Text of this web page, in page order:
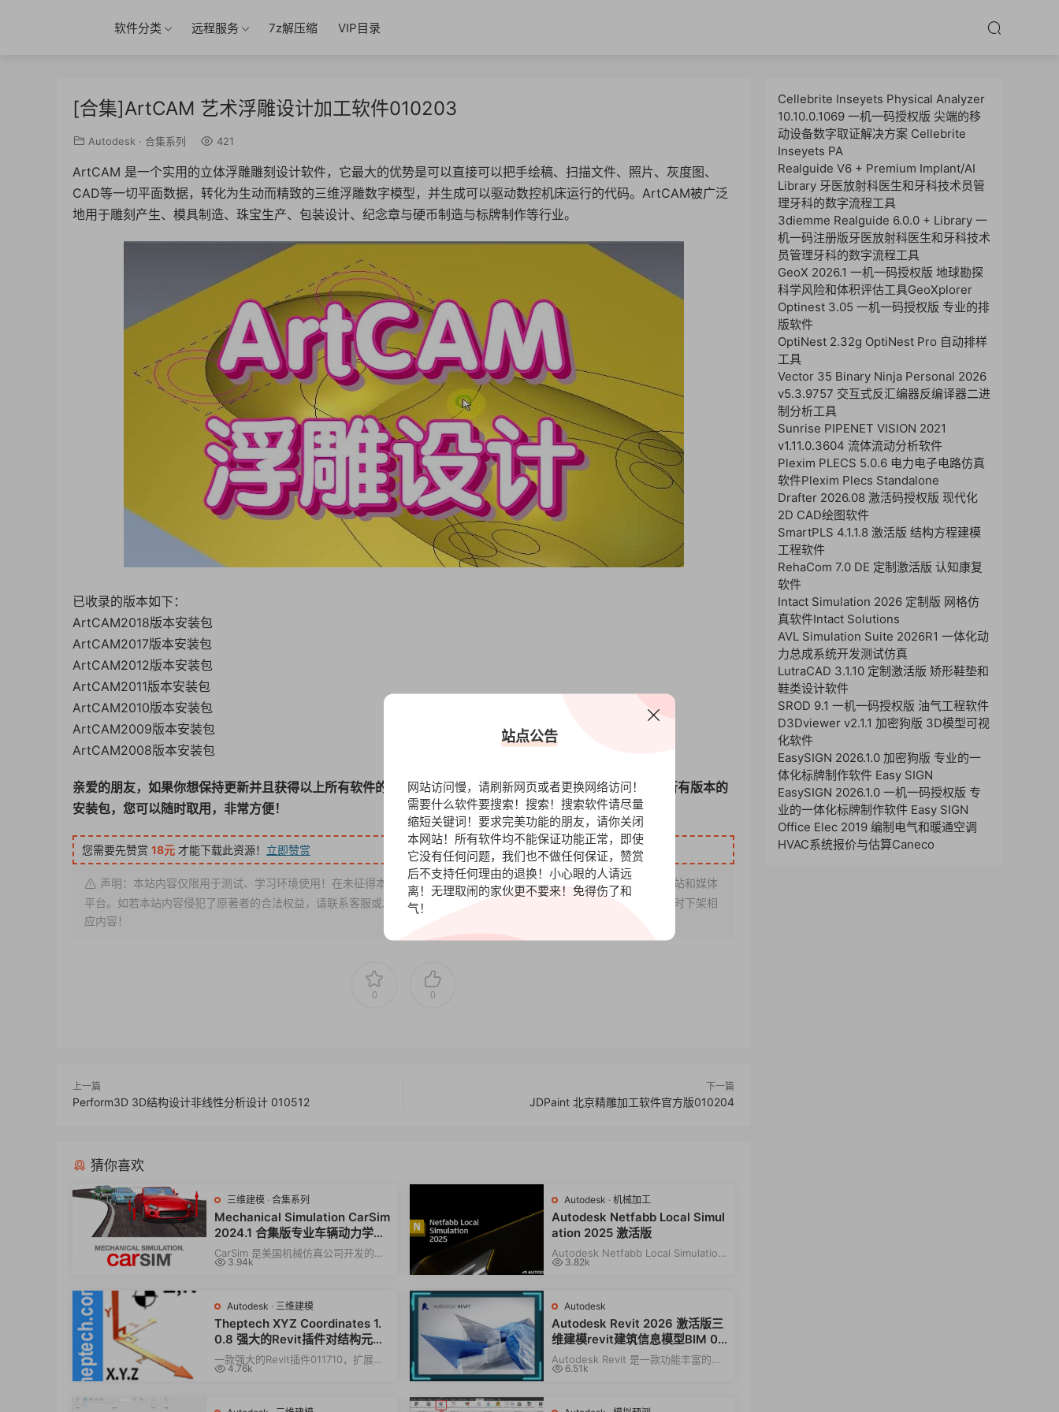
软件分类 远程服务 7z解压缩 VIP目录
[合集]ArtCAM 艺术浮雕设计加工软件010203
Autodesk · 合集系列 421
ArtCAM 是一个实用的立体浮雕雕刻设计软件，它最大的优势是可以直接可以把手绘稿、扫描文件、照片、灰度图、
CAD等一切平面数据，转化为生动而精致的三维浮雕数字模型，并生成可以驱动数控机床运行的代码。ArtCAM被广泛
地用于雕刻产生、模具制造、珠宝生产、包装设计、纪念章与硬币制造与标牌制作等行业。
已收录的版本如下：
ArtCAM2018版本安装包
ArtCAM2017版本安装包
ArtCAM2012版本安装包
ArtCAM2011版本安装包
ArtCAM2010版本安装包
ArtCAM2009版本安装包
ArtCAM2008版本安装包
亲爱的朋友，如果你想保持更新并且获得以上所有软件的安装包，您可以赞赏我们，我们在网盘里面存放了所有版本的
安装包，您可以随时取用，非常方便！
您需要先赞赏 18元 才能下载此资源！ 立即赞赏
声明：本站内容仅限用于测试、学习环境使用！在未征得本站同意时，禁止复制、盗用、采集、发布本站内容到任何网站和媒体
平台。如若本站内容侵犯了原著者的合法权益，请联系客服或发送邮件：gosoftvip@163.com「需要权利证明」本站将及时下架相
应内容！
0 0
上一篇
Perform3D 3D结构设计非线性分析设计 010512
下一篇
JDPaint 北京精雕加工软件官方版010204
猜你喜欢
三维建模 · 合集系列
Mechanical Simulation CarSim
2024.1 合集版专业车辆动力学仿
真软件011169
CarSim 是美国机械仿真公司开发的权
威车辆动力学仿真软件011169。它能
3.94k
Autodesk ·机械加工
Autodesk Netfabb Local Simul
ation 2025 激活版
Autodesk Netfabb Local Simulation
是一种用于增材制造（AM）过程的非
3.82k
Autodesk · 三维建模
Theptech XYZ Coordinates 1.
0.8 强大的Revit插件对结构元素
柱基础等构件提取坐标工具01171
0
一款强大的Revit插件011710，扩展了
对结构元素、柱、基础等构件的调度能
4.76k
Autodesk
Autodesk Revit 2026 激活版三
维建模revit建筑信息模型BIM 01
0104
Autodesk Revit 是一款功能丰富的建
筑信息模型BIM设计软件。该系列软件
6.51k
Cellebrite Inseyets Physical Analyzer
10.10.0.1069 一机一码授权版 尖端的移
动设备数字取证解决方案 Cellebrite
Inseyets PA
Realguide V6 + Premium Implant/AI
Library 牙医放射科医生和牙科技术员管
理牙科的数字流程工具
3diemme Realguide 6.0.0 + Library 一
机一码注册版牙医放射科医生和牙科技术
员管理牙科的数字流程工具
GeoX 2026.1 一机一码授权版 地球勘探
科学风险和体积评估工具GeoXplorer
Optinest 3.05 一机一码授权版 专业的排
版软件
OptiNest 2.32g OptiNest Pro 自动排样
工具
Vector 35 Binary Ninja Personal 2026
v5.3.9757 交互式反汇编器反编译器二进
制分析工具
Sunrise PIPENET VISION 2021
v1.11.0.3604 流体流动分析软件
Plexim PLECS 5.0.6 电力电子电路仿真
软件Plexim Plecs Standalone
Drafter 2026.08 激活码授权版 现代化
2D CAD绘图软件
SmartPLS 4.1.1.8 激活版 结构方程建模
工程软件
RehaCom 7.0 DE 定制激活版 认知康复
软件
Intact Simulation 2026 定制版 网格仿
真软件Intact Solutions
AVL Simulation Suite 2026R1 一体化动
力总成系统开发测试仿真
LutraCAD 3.1.10 定制激活版 矫形鞋垫和
鞋类设计软件
SROD 9.1 一机一码授权版 油气工程软件
D3Dviewer v2.1.1 加密狗版 3D模型可视
化软件
EasySIGN 2026.1.0 加密狗版 专业的一
体化标牌制作软件 Easy SIGN
EasySIGN 2026.1.0 一机一码授权版 专
业的一体化标牌制作软件 Easy SIGN
Office Elec 2019 编制电气和暖通空调
HVAC系统报价与估算Caneco
站点公告
网站访问慢，请刷新网页或者更换网络访问！
需要什么软件要搜索！搜索！搜索软件请尽量
缩短关键词！要求完美功能的朋友，请你关闭
本网站！所有软件均不能保证功能正常，即使
它没有任何问题，我们也不做任何保证，赞赏
后不支持任何理由的退换！小心眼的人请远
离！无理取闹的家伙更不要来！免得伤了和
气！